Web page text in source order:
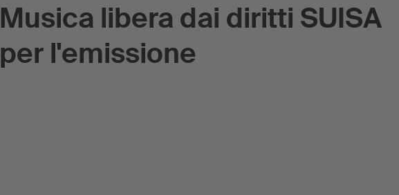
Musica libera dai diritti SUISA
per l'emissione